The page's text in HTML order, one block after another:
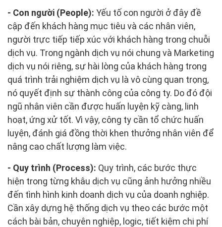
- Con người (People): Yếu tố con người ở đây đề
cập đến khách hàng mục tiêu và các nhân viên,
người trực tiếp tiếp xúc với khách hàng trong chuỗi
dịch vụ. Trong ngành dịch vụ nói chung và Marketing
dịch vụ nói riêng, sự hài lòng của khách hàng trong
quá trình trải nghiệm dịch vụ là vô cùng quan trọng,
nó quyết định sự thành công của công ty. Do đó đội
ngũ nhân viên cần được huấn luyện kỹ càng, linh
hoạt, ứng xử tốt. Vì vậy, công ty cần tổ chức huấn
luyện, đánh giá đồng thời khen thưởng nhân viên để
nâng cao chất lượng làm việc.
- Quy trình (Process): Quy trình, các bước thực
hiện trong từng khâu dịch vụ cũng ảnh hưởng nhiều
đến tình hình kinh doanh dịch vụ của doanh nghiệp.
Cần xây dựng hệ thống dịch vụ theo các bước một
cách bài bản, chuyên nghiệp, logic, tiết kiệm chi phí